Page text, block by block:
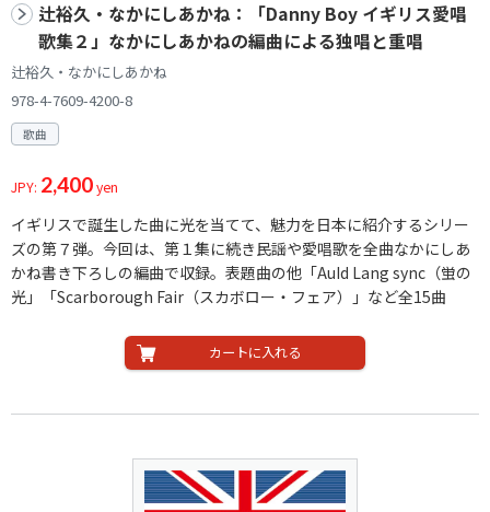
辻裕久・なかにしあかね：「Danny Boy イギリス愛唱
歌集２」なかにしあかねの編曲による独唱と重唱
辻裕久・なかにしあかね
978-4-7609-4200-8
歌曲
JPY: 2,400yen
イギリスで誕生した曲に光を当てて、魅力を日本に紹介するシリー
ズの第７弾。今回は、第１集に続き民謡や愛唱歌を全曲なかにしあ
かね書き下ろしの編曲で収録。表題曲の他「AuId Lang sync（蛍の
光」「Scarborough Fair（スカボロー・フェア）」など全15曲
カートに入れる